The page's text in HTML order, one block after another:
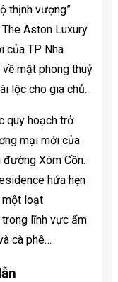
thịnh vượng”
Aston Luxury
của TP Nha
mặt phong thuỷ
lộc cho gia chủ.
quy hoạch trở
mại mới của
Xóm Cồn.
hứa hẹn
một loạt
lĩnh vực ẩm
cà phê…